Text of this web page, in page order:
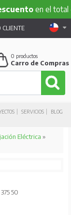
en el total
SERVICIOS
BLOG
CLIENTE
0 productos
Carro de Compras
Eléctrica »
50